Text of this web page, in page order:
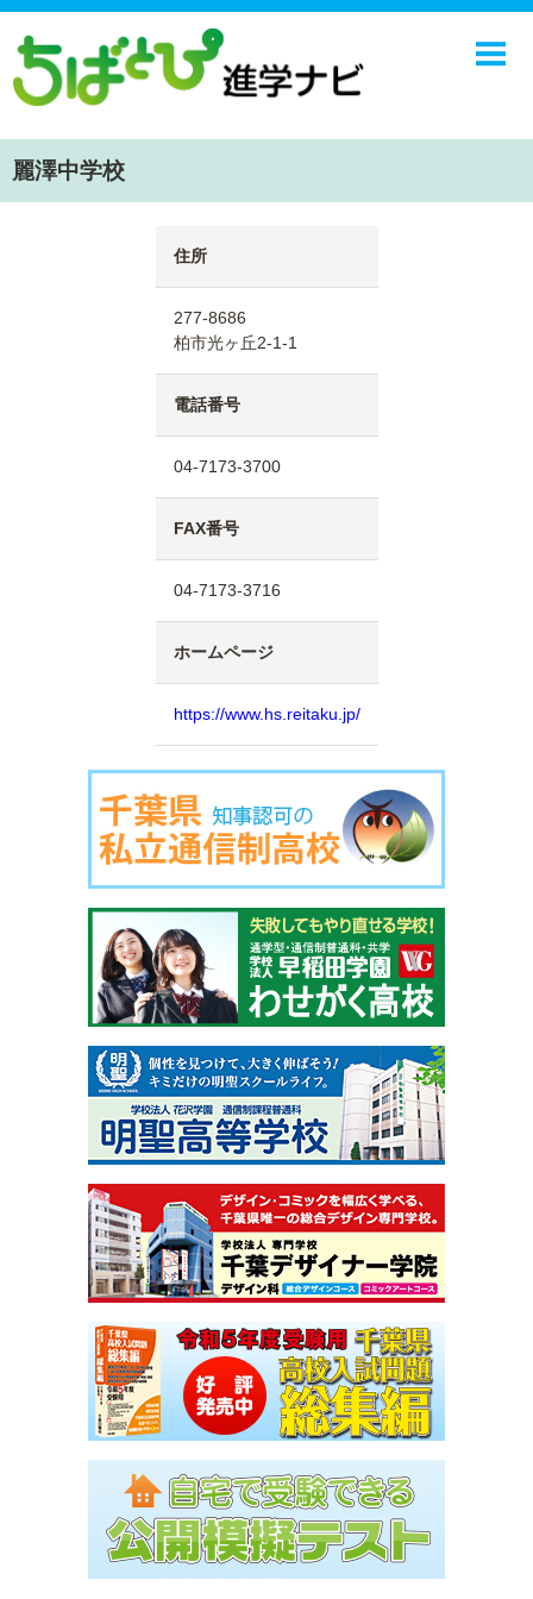
中学校
学校ニュース
麗澤中学校
住所
277-8686
柏市光ヶ丘2-1-1
電話番号
04-7173-3700
FAX番号
04-7173-3716
ホームページ
https://www.hs.reitaku.jp/